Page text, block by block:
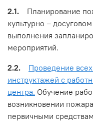
2.1. Планирование
культурно –
выполнения
мероприятий.
2.2.
Проведение
инструктажей с
центра. Обучение
возникновении
первичными